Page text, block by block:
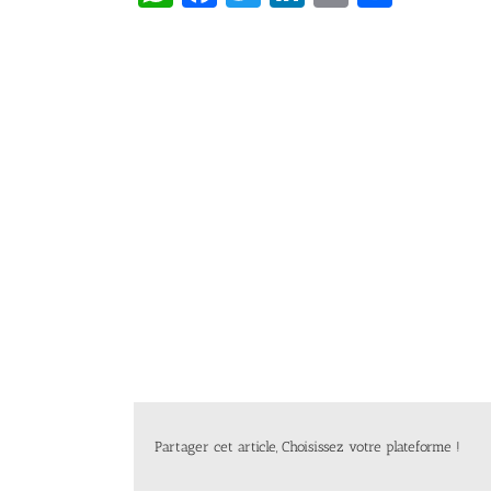
Partager cet article, Choisissez votre plateforme !